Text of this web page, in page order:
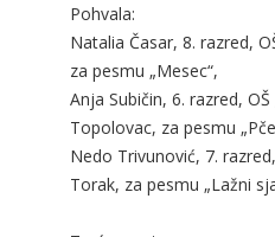
Pohvala:
Natalia Časar, 8. razred,
za pesmu „Mesec“,
Anja Subičin, 6. razred, OŠ
Topolovac, za pesmu
Nedo Trivunović, 7.
Torak, za pesmu „Lažni